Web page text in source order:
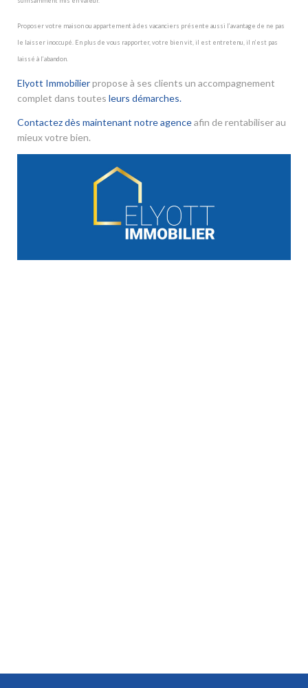
Proposer votre maison ou appartement à des vacanciers présente aussi l’avantage de ne pas
le laisser inoccupé. En plus de vous rapporter, votre bien vit, il est entretenu, il n’est pas
laissé à l’abandon.
Elyott Immobilierpropose à ses clients un accompagnement
complet dans toutes leurs démarches.
Contactez dès maintenant notre agenceafin de rentabiliser au
mieux votre bien.